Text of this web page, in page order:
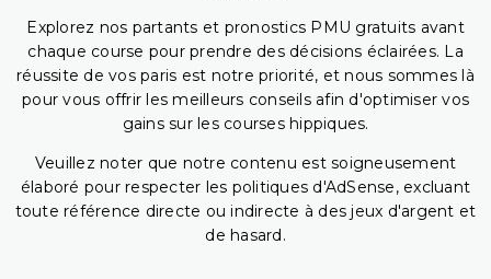
Explorez nos partants et pronostics PMU gratuits avant
chaque course pour prendre des décisions éclairées. La
réussite de vos paris est notre priorité, et nous sommes là
pour vous offrir les meilleurs conseils afin d'optimiser vos
gains sur les courses hippiques.
Veuillez noter que notre contenu est soigneusement
élaboré pour respecter les politiques d'AdSense, excluant
toute référence directe ou indirecte à des jeux d'argent et
de hasard.